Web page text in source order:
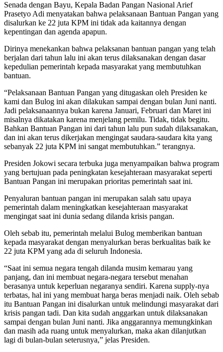
Senada dengan Bayu, Kepala Badan Pangan Nasional Arief
Prasetyo Adi menyatakan bahwa pelaksanaan Bantuan Pangan yang
disalurkan ke 22 juta KPM ini tidak ada kaitannya dengan
kepentingan dan agenda apapun.
Dirinya menekankan bahwa pelaksanan bantuan pangan yang telah
berjalan dari tahun lalu ini akan terus dilaksanakan dengan dasar
kepedulian pemerintah kepada masyarakat yang membutuhkan
bantuan.
“Pelaksanaan Bantuan Pangan yang ditugaskan oleh Presiden ke
kami dan Bulog ini akan dilakukan sampai dengan bulan Juni nanti.
Jadi pelaksanaannya bukan karena Januari, Februari dan Maret ini
misalnya dikatakan karena menjelang pemilu. Tidak, tidak begitu.
Bahkan Bantuan Pangan ini dari tahun lalu pun sudah dilaksanakan,
dan ini akan terus dikerjakan mengingat saudara-saudara kita yang
sebanyak 22 juta KPM ini sangat membutuhkan.” terangnya.
Presiden Jokowi secara terbuka juga menyampaikan bahwa program
yang bertujuan pada peningkatan kesejahteraan masyarakat seperti
Bantuan Pangan ini merupakan prioritas pemerintah saat ini.
Penyaluran bantuan pangan ini merupakan salah satu upaya
pemerintah dalam meningkatkan kesejahteraan masyarakat
mengingat saat ini dunia sedang dilanda krisis pangan.
Oleh sebab itu, pemerintah melalui Bulog memberikan bantuan
kepada masyarakat dengan menyalurkan beras berkualitas baik ke
22 juta KPM yang ada di seluruh Indonesia.
“Saat ini semua negara tengah dilanda musim kemarau yang
panjang, dan ini membuat negara-negara tersebut menahan
berasanya untuk keperluan negaranya sendiri. Karena supply-nya
terbatas, hal ini yang membuat harga beras menjadi naik. Oleh sebab
itu Bantuan Pangan ini disalurkan untuk melindungi masyarakat dari
krisis pangan tadi. Dan kita sudah anggarkan untuk dilaksanakan
sampai dengan bulan Juni nanti. Jika anggarannya memungkinkan
dan masih ada ruang untuk menyalurkan, maka akan dilanjutkan
lagi di bulan-bulan seterusnya,” jelas Presiden.